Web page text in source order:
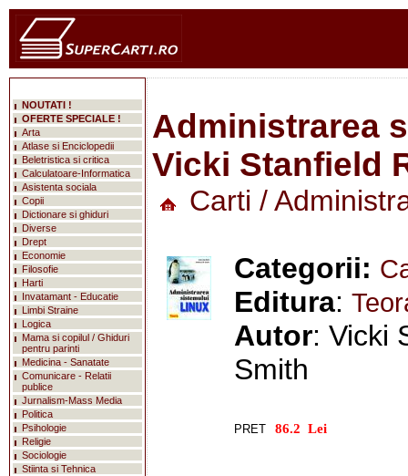
Administrarea
Vicki Stanfield
Carti /
Categorii:
Editura:
Autor: Vicki
Smith
PRET
NOUTATI !
OFERTE SPECIALE !
Arta
Atlase si Enciclopedii
Beletristica si critica
Calculatoare-Informatica
Asistenta sociala
Copii
Dictionare si ghiduri
Diverse
Drept
Economie
Filosofie
Harti
Invatamant - Educatie
Limbi Straine
Logica
Mama si copilul / Ghiduri
pentru parinti
Medicina - Sanatate
Comunicare - Relatii
publice
Jurnalism-Mass Media
Politica
Psihologie
Religie
Sociologie
Stiinta si Tehnica